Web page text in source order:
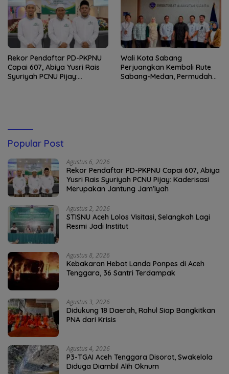
Rekor Pendaftar PD-PKPNU
Capai 607, Abiya Yusri Rais
Syuriyah PCNU Pijay:
Wali Kota Sabang
Perjuangkan Kembali Rute
Sabang-Medan, Permudah
Popular Post
Agustus 6, 2026
Rekor Pendaftar PD-PKPNU Capai 607, Abiya
Yusri Rais Syuriyah PCNU Pijay: Kaderisasi
Merupakan Jantung Jam’iyah
Agustus 2, 2026
STISNU Aceh Lolos Visitasi, Selangkah Lagi
Resmi Jadi Institut
Agustus 8, 2026
Kebakaran Hebat Landa Ponpes di Aceh
Tenggara, 36 Santri Terdampak
Agustus 3, 2026
Didukung 18 Daerah, Rahul Siap Bangkitkan
PNA dari Krisis
Agustus 4, 2026
P3-TGAI Aceh Tenggara Disorot, Swakelola
Diduga Diambil Alih Oknum